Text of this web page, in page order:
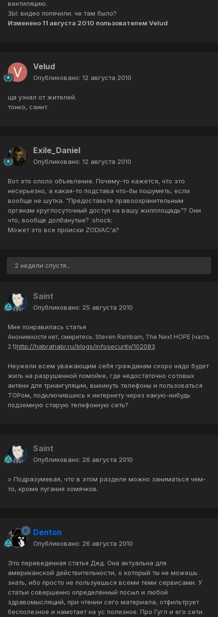
вентиляцию.
ЗЫ: видео попячили. че там было?
Изменено 11 августа 2010 пользователем Velud
Velud
Опубликовано: 12 августа 2010
ща узнал от жителей.
тонко, саинт.
Exile_Daniel
Опубликовано: 12 августа 2010
Вот это ололо объявление. Почему-то кажется, что это
несерьезно, а какая-то подстава что-бы пошуметь, если
вообще не шутка. "Предоставьте правоохранительным
органам круглосуточный доступ на вашу жилплощадь"? Они
что, вообще долбанутые? :shock:
Может это все происки ZODIAC'a?
2 недели спустя...
Saint
Опубликовано: 25 августа 2010
Мне понравилась статья
Анонимности нет, смиритесь. Steven Rambam, The Next HOPE (часть
2.1)http://habrahabr.ru/blogs/infosecurity/102083
Неужели всем уважающим себя гражданам скоро надо будет
жить на разрушенной помойке, где недостаточно сотовых
антенн для триангуляции, выкинуть телефоны и пользоваться
ТОРом, подключившись к интернету через какую-нибудь
подземную старую телефонную сеть?
Saint
Опубликовано: 26 августа 2010
> Подразумевая, что в этом разделе можно заниматься чем-
то, кроме пугания хомячков.
Denton
Опубликовано: 26 августа 2010
Это переведенная статья Дед. Она актуальна для
американской действительности, о который ты не можешь
знать, ибо просто не пользуешься всеми теми сервисами. У
статьи совершенно определённый посыл и любой
здравомыслящий, при чтении сего материала, отфильтрует
бесполезное и намотает на ус полезное. Про Гугл и его сети